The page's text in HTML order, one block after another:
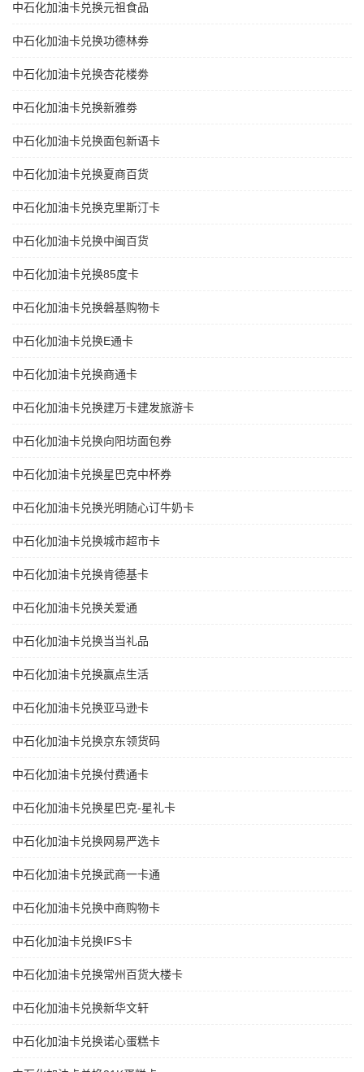
中石化加油卡兑换元祖食品
中石化加油卡兑换功德林劵
中石化加油卡兑换杏花楼劵
中石化加油卡兑换新雅劵
中石化加油卡兑换面包新语卡
中石化加油卡兑换夏商百货
中石化加油卡兑换克里斯汀卡
中石化加油卡兑换中闽百货
中石化加油卡兑换85度卡
中石化加油卡兑换磐基购物卡
中石化加油卡兑换E通卡
中石化加油卡兑换商通卡
中石化加油卡兑换建万卡建发旅游卡
中石化加油卡兑换向阳坊面包券
中石化加油卡兑换星巴克中杯券
中石化加油卡兑换光明随心订牛奶卡
中石化加油卡兑换城市超市卡
中石化加油卡兑换肯德基卡
中石化加油卡兑换关爱通
中石化加油卡兑换当当礼品
中石化加油卡兑换赢点生活
中石化加油卡兑换亚马逊卡
中石化加油卡兑换京东领货码
中石化加油卡兑换付费通卡
中石化加油卡兑换星巴克-星礼卡
中石化加油卡兑换网易严选卡
中石化加油卡兑换武商一卡通
中石化加油卡兑换中商购物卡
中石化加油卡兑换IFS卡
中石化加油卡兑换常州百货大楼卡
中石化加油卡兑换新华文轩
中石化加油卡兑换诺心蛋糕卡